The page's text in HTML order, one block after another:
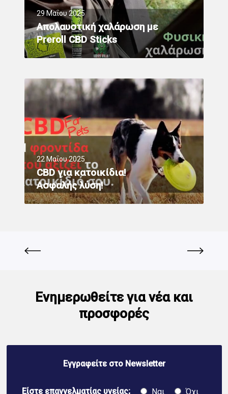
29 Μαΐου 2025
Απολαυστική χαλάρωση με
Preroll CBD Sticks
22 Μαΐου 2025
CBD για κατοικίδια!
Ασφαλής λύση!
Ενημερωθείτε για νέα και
προσφορές
Εγγραφείτε στο Newsletter
Είστε επαγγελματίας υγείας; Ναι Όχι